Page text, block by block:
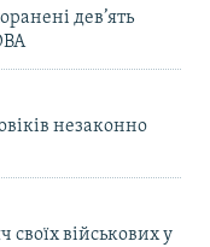
дев’ять
незаконно
військових у